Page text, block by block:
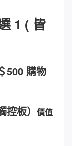
1 ( 皆
500 購物
板） 價值